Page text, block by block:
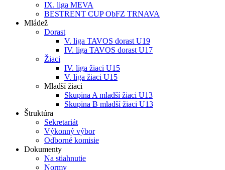
IX. liga MEVA
BESTRENT CUP ObFZ TRNAVA
Mládež
Dorast
V. liga TAVOS dorast U19
IV. liga TAVOS dorast U17
Žiaci
IV. liga žiaci U15
V. liga žiaci U15
Mladší žiaci
Skupina A mladší žiaci U13
Skupina B mladší žiaci U13
Štruktúra
Sekretariát
Výkonný výbor
Odborné komisie
Dokumenty
Na stiahnutie
Normy